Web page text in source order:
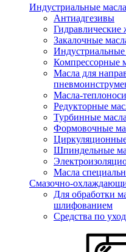
Индустриальные масла
Антиадгезивы
Гидравлические
Закалочные
Компрессорные
Масла для
Масла-
Редукторные
Турбинные масла
Формовочные
Шпиндельные
Масла
Смазочно-
Для обработки
шлифованием
Средства по